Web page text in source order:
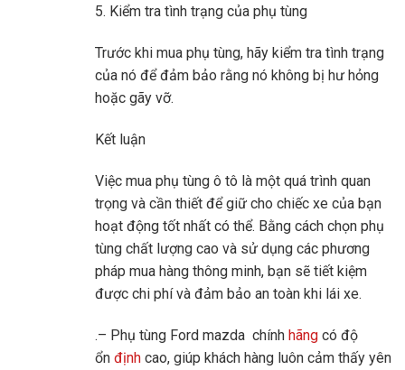
5. Kiểm tra tình trạng của phụ tùng
Trước khi mua phụ tùng, hãy kiểm tra tình trạng
của nó để đảm bảo rằng nó không bị hư hỏng
hoặc gãy vỡ.
Kết luận
Việc mua phụ tùng ô tô là một quá trình quan
trọng và cần thiết để giữ cho chiếc xe của bạn
hoạt động tốt nhất có thể. Bằng cách chọn phụ
tùng chất lượng cao và sử dụng các phương
pháp mua hàng thông minh, bạn sẽ tiết kiệm
được chi phí và đảm bảo an toàn khi lái xe.
.– Phụ tùng Ford mazda chính hãngcó độ
ổnđịnhcao, giúp khách hàng luôn cảm thấy yên